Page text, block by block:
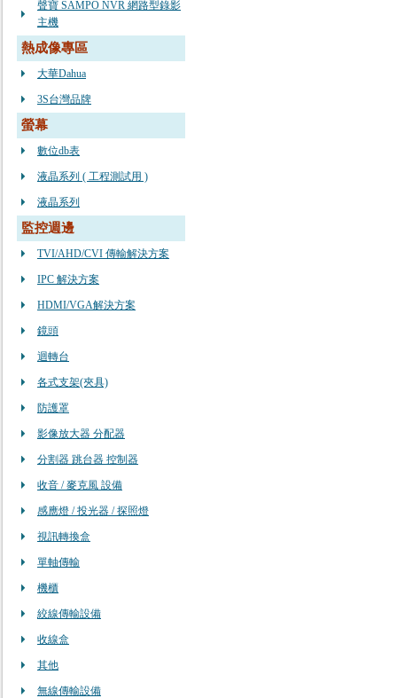
聲寶 SAMPO NVR 網路型錄影
主機
熱成像專區
大華Dahua
3S台灣品牌
螢幕
數位db表
液晶系列 ( 工程測試用 )
液晶系列
監控週邊
TVI/AHD/CVI 傳輸解決方案
IPC 解決方案
HDMI/VGA解決方案
鏡頭
迴轉台
各式支架(夾具)
防護罩
影像放大器 分配器
分割器 跳台器 控制器
收音 / 麥克風 設備
感應燈 / 投光器 / 探照燈
視訊轉換盒
單軸傳輸
機櫃
絞線傳輸設備
收線盒
其他
無線傳輸設備